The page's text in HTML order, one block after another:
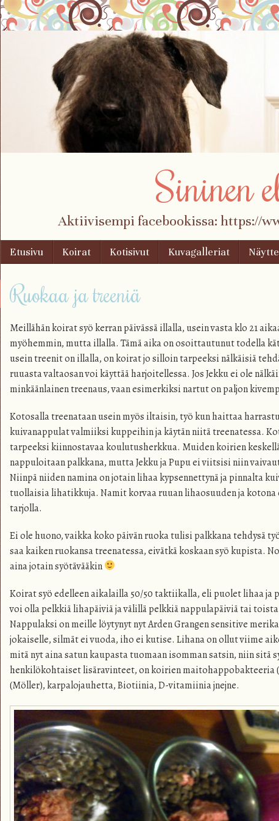
Sininen
Aktiivisempi facebookissa: https://
Menu
Skip to content
Etusivu Koirat Kotisivut Kuvagalleriat
Ruokaa ja treeniä
Meillähän koirat syö kerran päivässä illalla, usein vasta klo 21
myöhemmin, mutta illalla. Tämä aika on osoittautunut todella
usein treenit on illalla, on koirat jo silloin tarpeeksi nälkäisiä
ruuasta valtaosan voi käyttää harjoitellessa. Jos Jekku ei ole
minkäänlainen treenaus, vaan esimerkiksi nartut on paljon
Kotosalla treenataan usein myös iltaisin, työ kun haittaa
kuivanappulat valmiiksi kuppeihin ja käytän niitä treenatessa.
tarpeeksi kiinnostavaa koulutusherkkua. Muiden koirien
nappuloitaan palkkana, mutta Jekku ja Pupu ei viitsisi niin
Niinpä niiden namina on jotain lihaa kypsennettynä ja pinnalta
tuollaisia lihatikkuja. Namit korvaa ruuan lihaosuuden ja
tarjolla.
Ei ole huono, vaikka koko päivän ruoka tulisi palkkana tehdysä
saa kaiken ruokansa treenatessa, eivätkä koskaan syö kupista.
aina jotain syötävääkin
Koirat syö edelleen aikalailla 50/50 taktiikalla, eli puolet lihaa ja
voi olla pelkkiä lihapäiviä ja välillä pelkkiä nappulapäiviä tai toista
Nappulaksi on meille löytynyt nyt Arden Grangen sensitive
jokaiselle, silmät ei vuoda, iho ei kutise. Lihana on ollut viime
mitä nyt aina satun kaupasta tuomaan isomman satsin, niin sitä
henkilökohtaiset lisäravinteet, on koirien maitohappobakteeria
(Möller), karpalojauhetta, Biotiinia, D-vitamiinia jnejne.